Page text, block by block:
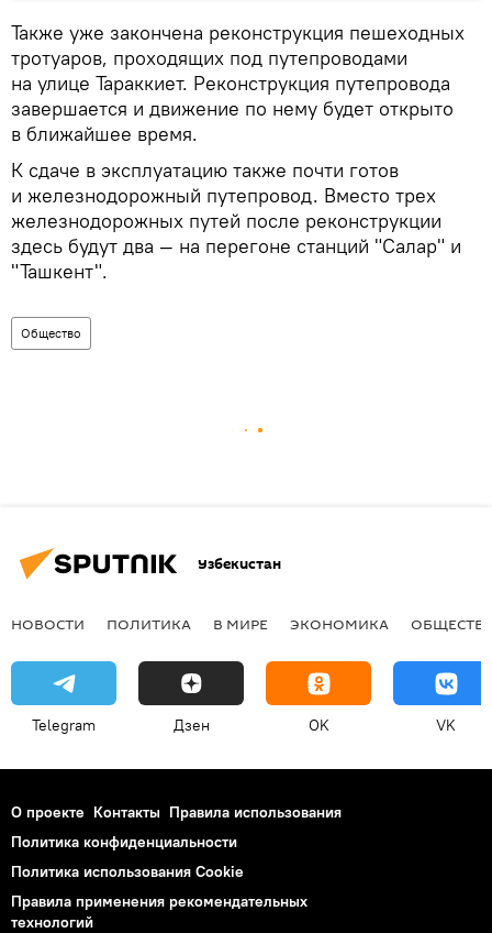
Также уже закончена реконструкция пешеходных
тротуаров, проходящих под путепроводами
на улице Тараккиет. Реконструкция путепровода
завершается и движение по нему будет открыто
в ближайшее время.
К сдаче в эксплуатацию также почти готов
и железнодорожный путепровод. Вместо трех
железнодорожных путей после реконструкции
здесь будут два — на перегоне станций "Салар" и
"Ташкент".
Общество
Узбекистан
НОВОСТИ ПОЛИТИКА В МИРЕ ЭКОНОМИКА
Telegram Дзен OK VK
О проекте Контакты Правила использования
Политика конфиденциальности
Политика использования Cookie
Правила применения рекомендательных
технологий